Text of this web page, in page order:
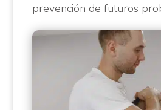
prevención de futuros